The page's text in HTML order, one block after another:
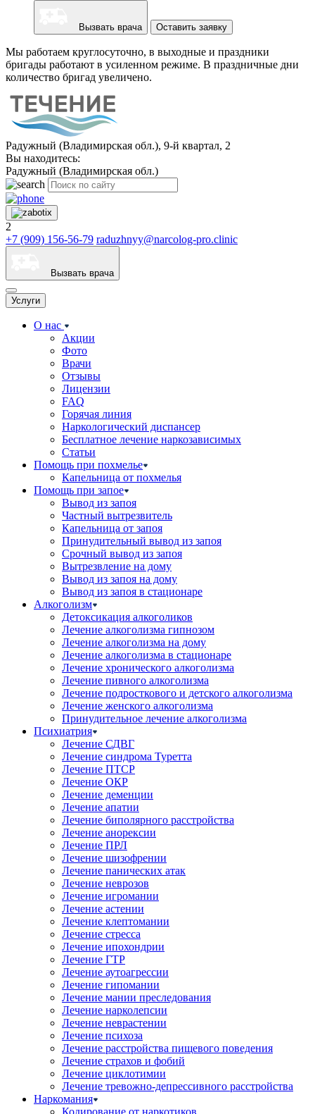
Вызвать врача Оставить заявку
Мы работаем круглосуточно, в выходные и праздники
бригады работают в усиленном режиме. В праздничные дни
количество бригад увеличено.
Радужный (Владимирская обл.), 9-й квартал, 2
Вы находитесь:
Радужный (Владимирская обл.)
2
+7 (909) 156-56-79 raduzhnyy@narcolog-pro.clinic
Вызвать врача
Услуги
О нас
Акции
Фото
Врачи
Отзывы
Лицензии
FAQ
Горячая линия
Наркологический диспансер
Бесплатное лечение наркозависимых
Статьи
Помощь при похмелье
Капельница от похмелья
Помощь при запое
Вывод из запоя
Частный вытрезвитель
Капельница от запоя
Принудительный вывод из запоя
Срочный вывод из запоя
Вытрезвление на дому
Вывод из запоя на дому
Вывод из запоя в стационаре
Алкоголизм
Детоксикация алкоголиков
Лечение алкоголизма гипнозом
Лечение алкоголизма на дому
Лечение алкоголизма в стационаре
Лечение хронического алкоголизма
Лечение пивного алкоголизма
Лечение подросткового и детского алкоголизма
Лечение женского алкоголизма
Принудительное лечение алкоголизма
Психиатрия
Лечение СДВГ
Лечение синдрома Туретта
Лечение ПТСР
Лечение ОКР
Лечение деменции
Лечение апатии
Лечение биполярного расстройства
Лечение анорексии
Лечение ПРЛ
Лечение шизофрении
Лечение панических атак
Лечение неврозов
Лечение игромании
Лечение астении
Лечение клептомании
Лечение стресса
Лечение ипохондрии
Лечение ГТР
Лечение аутоагрессии
Лечение гипомании
Лечение мании преследования
Лечение нарколепсии
Лечение неврастении
Лечение психоза
Лечение расстройства пищевого поведения
Лечение страхов и фобий
Лечение циклотимии
Лечение тревожно-депрессивного расстройства
Наркомания
Кодирование от наркотиков